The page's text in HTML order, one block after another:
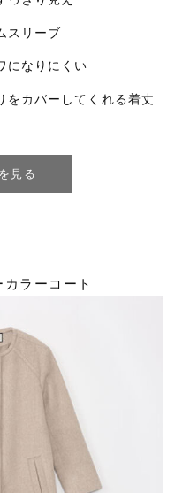
スリーブ
になりにくい
をカバーしてくれる着丈
見る
ラーコート